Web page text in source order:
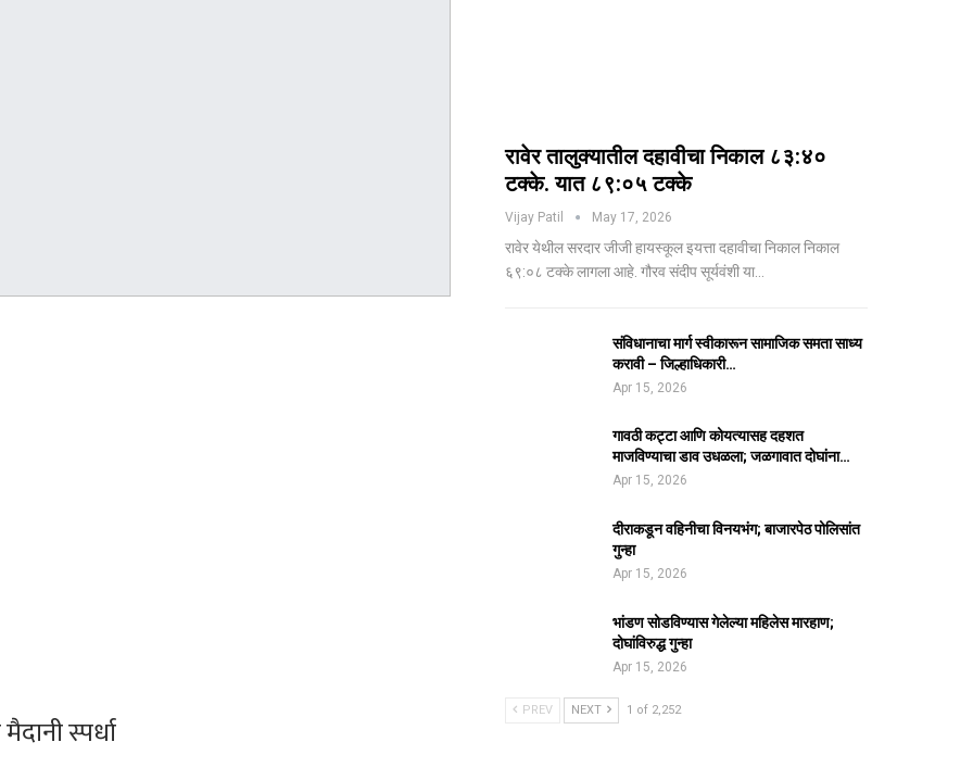
स्पर्धा
रावेर तालुक्यातील दहावीचा निकाल ८३:४०
टक्के. यात ८९:०५ टक्के
Vijay Patil May 17, 2026
रावेर येथील सरदार जीजी हायस्कूल इयत्ता दहावीचा निकाल निकाल
६९:०८ टक्के लागला आहे. गौरव संदीप सूर्यवंशी या…
संविधानाचा मार्ग स्वीकारून सामाजिक समता साध्य
करावी – जिल्हाधिकारी…
Apr 15, 2026
गावठी कट्टा आणि कोयत्यासह दहशत
माजविण्याचा डाव उधळला; जळगावात दोघांना…
Apr 15, 2026
दीराकडून वहिनीचा विनयभंग; बाजारपेठ पोलिसांत
गुन्हा
Apr 15, 2026
भांडण सोडविण्यास गेलेल्या महिलेस मारहाण;
दोघांविरुद्ध गुन्हा
Apr 15, 2026
PREV NEXT 1 of 2,252